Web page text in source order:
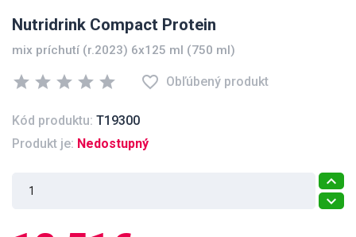
Nutridrink Compact Protein
mix príchutí (r.2023) 6x125 ml (750 ml)
star star star star star favorite_border Obľúbený produkt
Kód produktu: T19300
Produkt je: Nedostupný